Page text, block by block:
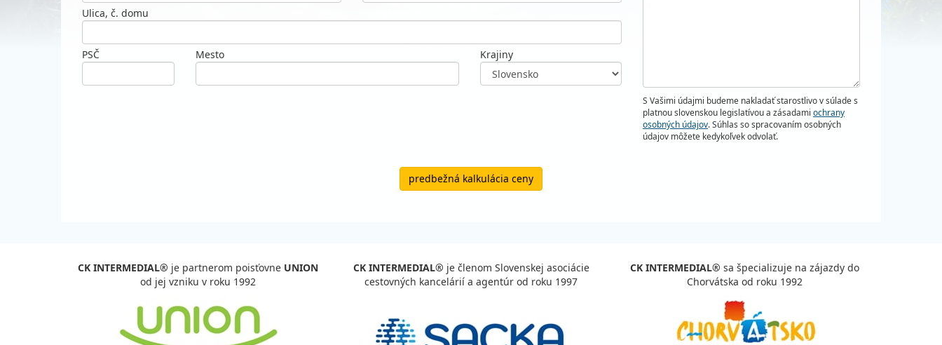
Ulica, č. domu
PSČ Mesto Krajiny
S Vašimi údajmi budeme nakladať starostlivo v súlade s
platnou slovenskou legislatívou a zásadami ochrany
osobných údajov. Súhlas so spracovaním osobných
údajov môžete kedykoľvek odvolať.
predbežná kalkulácia ceny
CK INTERMEDIAL® je partnerom poisťovne UNION
od jej vzniku v roku 1992
CK INTERMEDIAL® je členom Slovenskej asociácie
cestovných kancelárií a agentúr od roku 1997
CK INTERMEDIAL® sa špecializuje na zájazdy do
Chorvátska od roku 1992